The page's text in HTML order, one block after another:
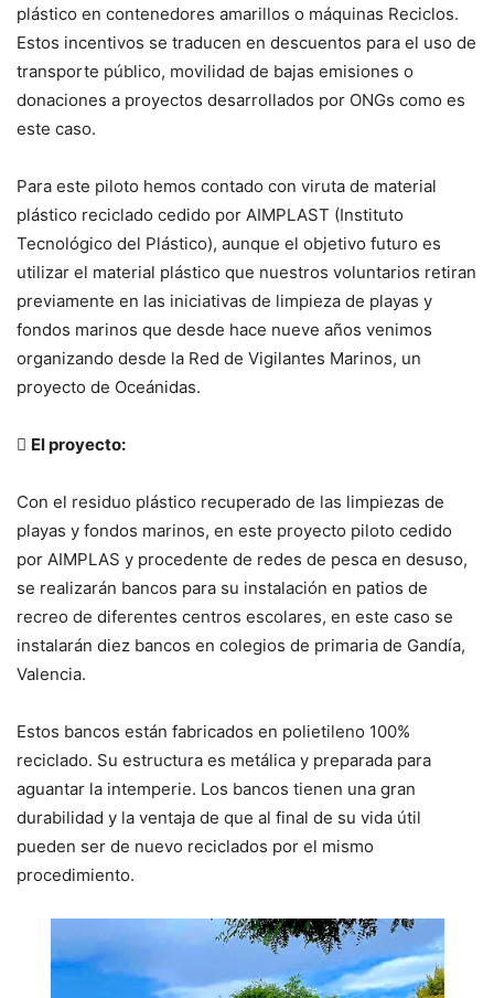
plástico en contenedores amarillos o máquinas Reciclos.
Estos incentivos se traducen en descuentos para el uso de
transporte público, movilidad de bajas emisiones o
donaciones a proyectos desarrollados por ONGs como es
este caso.
Para este piloto hemos contado con viruta de material
plástico reciclado cedido por AIMPLAST (Instituto
Tecnológico del Plástico), aunque el objetivo futuro es
utilizar el material plástico que nuestros voluntarios retiran
previamente en las iniciativas de limpieza de playas y
fondos marinos que desde hace nueve años venimos
organizando desde la Red de Vigilantes Marinos, un
proyecto de Oceánidas.
 El proyecto:
Con el residuo plástico recuperado de las limpiezas de
playas y fondos marinos, en este proyecto piloto cedido
por AIMPLAS y procedente de redes de pesca en desuso,
se realizarán bancos para su instalación en patios de
recreo de diferentes centros escolares, en este caso se
instalarán diez bancos en colegios de primaria de Gandía,
Valencia.
Estos bancos están fabricados en polietileno 100%
reciclado. Su estructura es metálica y preparada para
aguantar la intemperie. Los bancos tienen una gran
durabilidad y la ventaja de que al final de su vida útil
pueden ser de nuevo reciclados por el mismo
procedimiento.